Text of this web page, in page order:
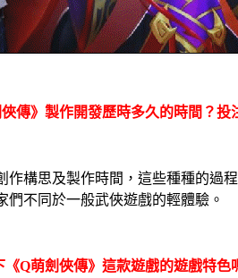
傳》製作開發歷時多久的時間？投
作構思及製作時間，這些種種的過
們不同於一般武俠遊戲的輕體驗。
《Q萌劍俠傳》這款遊戲的遊戲特色